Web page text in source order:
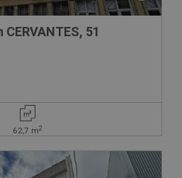
51
62,7 m2